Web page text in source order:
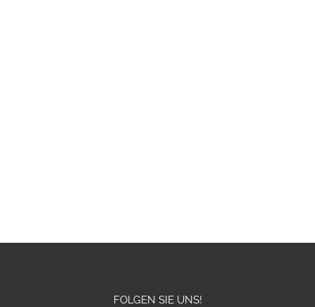
FOLGEN SIE UNS!